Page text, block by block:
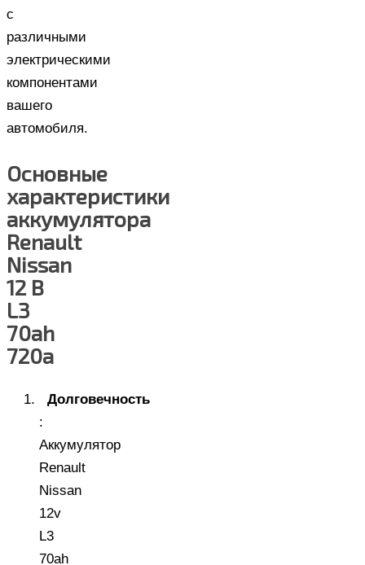
с
различными
электрическими
компонентами
вашего
автомобиля.
Основные
характеристики
аккумулятора
Renault
Nissan
12 В
L3
70ah
720a
Долговечность
:
Аккумулятор
Renault
Nissan
12v
L3
70ah